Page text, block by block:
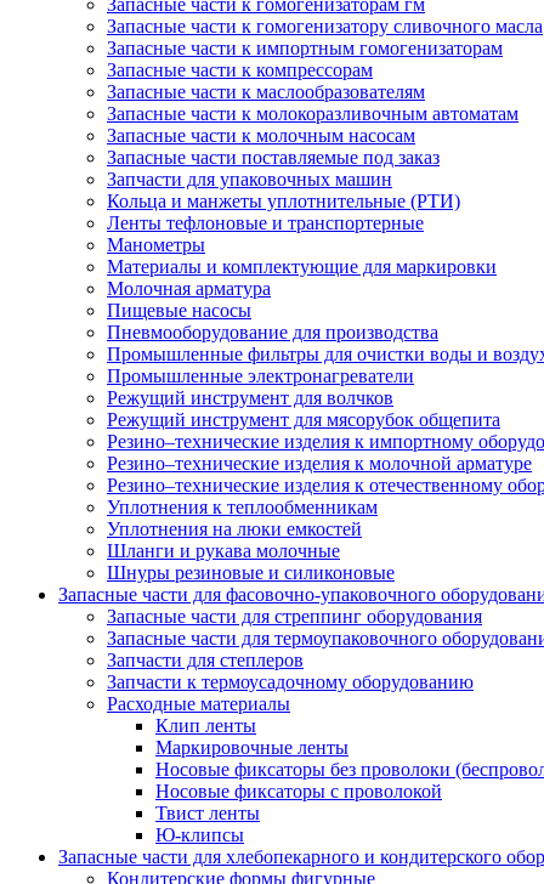
Запасные части к гомогенизатору сливочного масла
Запасные части к импортным гомогенизаторам
Запасные части к компрессорам
Запасные части к маслообразователям
Запасные части к молокоразливочным автоматам
Запасные части к молочным насосам
Запасные части поставляемые под заказ
Запчасти для упаковочных машин
Кольца и манжеты уплотнительные (РТИ)
Ленты тефлоновые и транспортерные
Манометры
Материалы и комплектующие для маркировки
Молочная арматура
Пищевые насосы
Пневмооборудование для производства
Промышленные фильтры для очистки воды и
Промышленные электронагреватели
Режущий инструмент для волчков
Режущий инструмент для мясорубок общепита
Резино–технические изделия к импортному
Резино–технические изделия к молочной арматуре
Резино–технические изделия к отечественному
Уплотнения к теплообменникам
Уплотнения на люки емкостей
Шланги и рукава молочные
Шнуры резиновые и силиконовые
Запасные части для фасовочно-упаковочного
Запасные части для стреппинг оборудования
Запасные части для термоупаковочного
Запчасти для степлеров
Запчасти к термоусадочному оборудованию
Расходные материалы
Клип ленты
Маркировочные ленты
Носовые фиксаторы без проволоки
Носовые фиксаторы с проволокой
Твист ленты
Ю-клипсы
Запасные части для хлебопекарного и кондитерского
Кондитерские формы фигурные